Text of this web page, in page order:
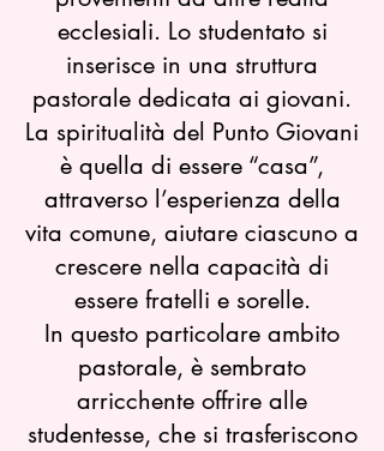
ecclesiali. Lo studentato si
inserisce in una struttura
pastorale dedicata ai giovani.
La spiritualità del Punto Giovani
è quella di essere “casa”,
attraverso l’esperienza della
vita comune, aiutare ciascuno a
crescere nella capacità di
essere fratelli e sorelle.
In questo particolare ambito
pastorale, è sembrato
arricchente offrire alle
studentesse, che si trasferiscono